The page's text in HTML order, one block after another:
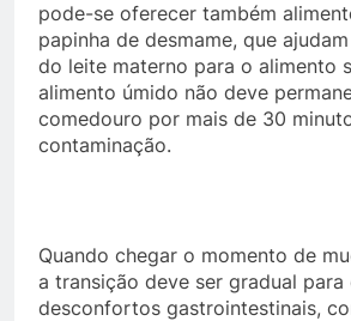
pode-se oferecer também
papinha de desmame, que
do leite materno para o alimento
alimento úmido não deve
comedouro por mais de 30
contaminação.
Quando chegar o momento de
a transição deve ser gradual para
desconfortos gastrointestinais,